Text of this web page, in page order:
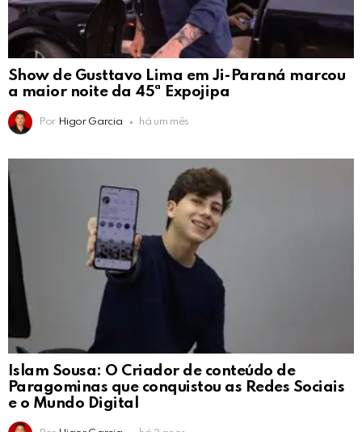
Show de Gusttavo Lima em Ji-Paraná marcou
a maior noite da 45ª Expojipa
Por Higor Garcia há um mês
Islam Sousa: O Criador de conteúdo de
Paragominas que conquistou as Redes Sociais
e o Mundo Digital